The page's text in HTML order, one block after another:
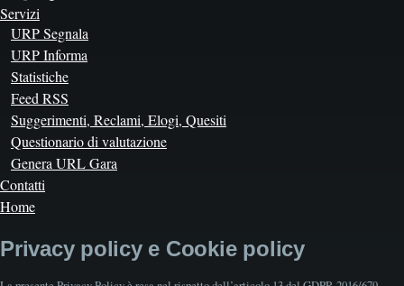
Servizi
URP Segnala
URP Informa
Statistiche
Feed RSS
Suggerimenti, Reclami, Elogi, Quesiti
Questionario di valutazione
Genera URL Gara
Contatti
Home
Privacy policy e Cookie policy